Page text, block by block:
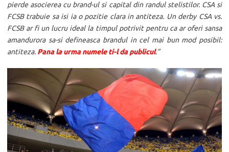
pierde asocierea cu brand-ul si capital din randul stelistilor. CSA si
FCSB trabuie sa isi ia o pozitie clara in antiteza. Un derby CSA vs.
FCSB ar fi un lucru ideal la timpul potrivit pentru ca ar oferi sansa
amandurora sa-si defineasca brandul in cel mai bun mod posibil:
antiteza. Pana la urma numele ti-l da publicul.”